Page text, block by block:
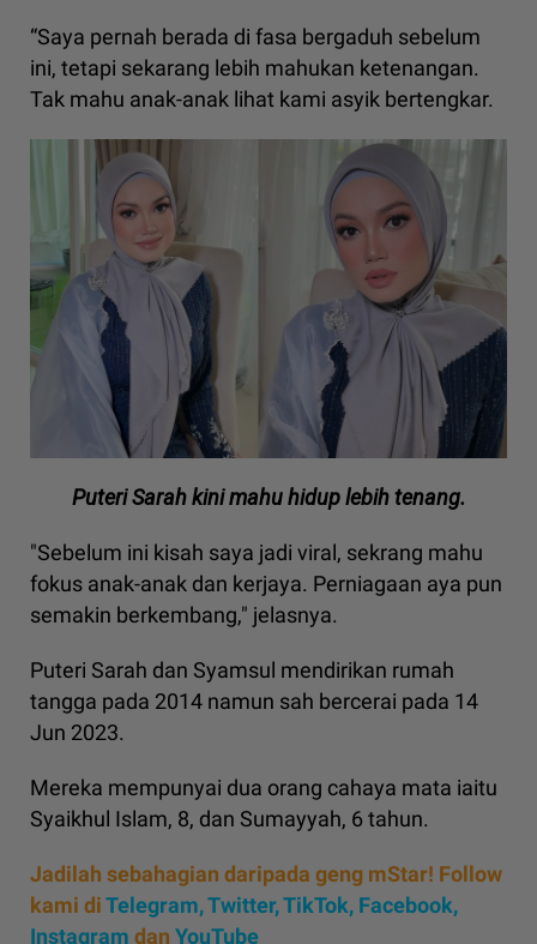
“Saya pernah berada di fasa bergaduh sebelum
ini, tetapi sekarang lebih mahukan ketenangan.
Tak mahu anak-anak lihat kami asyik bertengkar.
Puteri Sarah kini mahu hidup lebih tenang.
"Sebelum ini kisah saya jadi viral, sekrang mahu
fokus anak-anak dan kerjaya. Perniagaan aya pun
semakin berkembang," jelasnya.
Puteri Sarah dan Syamsul mendirikan rumah
tangga pada 2014 namun sah bercerai pada 14
Jun 2023.
Mereka mempunyai dua orang cahaya mata iaitu
Syaikhul Islam, 8, dan Sumayyah, 6 tahun.
Jadilah sebahagian daripada geng mStar! Follow
kami diTelegram,Twitter,TikTok, Facebook,
Instagram dan YouTube